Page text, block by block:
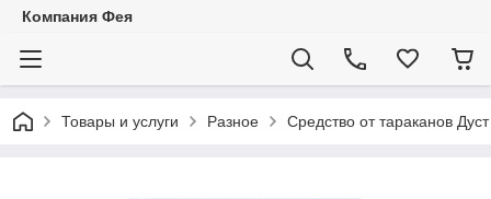
Компания Фея
Товары и услуги Разное Средство от тараканов